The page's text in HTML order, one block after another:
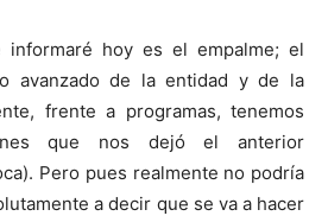
informaré hoy es el empalme; el
avanzado de la entidad y de la
frente a programas, tenemos
que nos dejó el anterior
Pero pues realmente no podría
a decir que se va a hacer